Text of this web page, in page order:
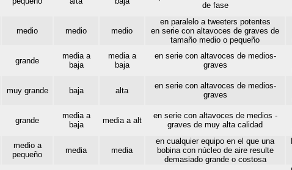
de fase
medio medio medio
en paralelo a tweeters potentes
en serie con altavoces de graves de
tamaño medio o pequeño
grande
media a
baja
media a
baja
en serie con altavoces de medios-
graves
muy grande baja alta
en serie con altavoces de medios-
graves
grande
media a
baja
media a alt
en serie con altavoces de medios -
graves de muy alta calidad
medio a
pequeño
media media
en cualquier equipo en el que una
bobina con núcleo de aire resulte
demasiado grande o costosa